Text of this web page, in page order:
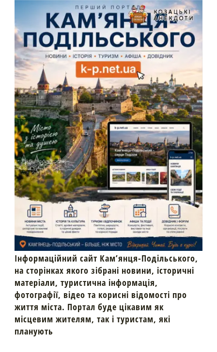
Інформаційний сайт Кам’янця-Подільського,
на сторінках якого зібрані новини, історичні
матеріали, туристична інформація,
фотографії, відео та корисні відомості про
життя міста. Портал буде цікавим як
місцевим жителям, так і туристам, які
планують